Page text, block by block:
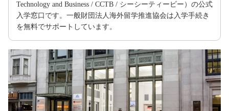
Technology and Business / CCTB / シーシーティービー）の公式
入学窓口です。一般財団法人海外留学推進協会は入学手続き
を無料でサポートしています。